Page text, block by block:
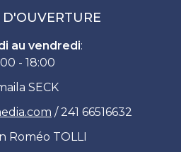
D'OUVERTURE
au vendredi:
- 18:00
SECK
/ 241 66516632
Roméo TOLLI